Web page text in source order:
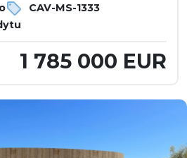
CAV-MS-1333
1 785 000 EUR